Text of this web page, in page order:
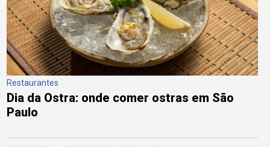
Restaurantes
Dia da Ostra: onde comer ostras em São
Paulo